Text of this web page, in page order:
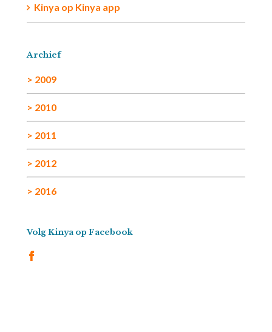
Kinya op Kinya app
Archief
> 2009
> 2010
> 2011
> 2012
> 2016
Volg Kinya op Facebook